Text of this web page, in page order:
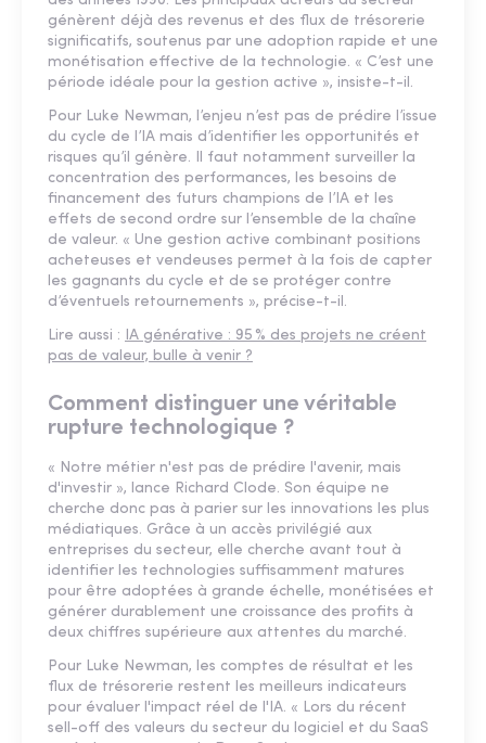
génèrent déjà des revenus et des flux de trésorerie
significatifs, soutenus par une adoption rapide et une
monétisation effective de la technologie. « C’est une
période idéale pour la gestion active », insiste-t-il.
Pour Luke Newman, l’enjeu n’est pas de prédire l’issue
du cycle de l’IA mais d’identifier les opportunités et
risques qu’il génère. Il faut notamment surveiller la
concentration des performances, les besoins de
financement des futurs champions de l’IA et les
effets de second ordre sur l’ensemble de la chaîne
de valeur. « Une gestion active combinant positions
acheteuses et vendeuses permet à la fois de capter
les gagnants du cycle et de se protéger contre
d’éventuels retournements », précise-t-il.
Lire aussi : IA générative : 95 % des projets ne créent
pas de valeur, bulle à venir ?
Comment distinguer une véritable
rupture technologique ?
« Notre métier n'est pas de prédire l'avenir, mais
d'investir », lance Richard Clode. Son équipe ne
cherche donc pas à parier sur les innovations les plus
médiatiques. Grâce à un accès privilégié aux
entreprises du secteur, elle cherche avant tout à
identifier les technologies suffisamment matures
pour être adoptées à grande échelle, monétisées et
générer durablement une croissance des profits à
deux chiffres supérieure aux attentes du marché.
Pour Luke Newman, les comptes de résultat et les
flux de trésorerie restent les meilleurs indicateurs
pour évaluer l'impact réel de l'IA. « Lors du récent
sell-off des valeurs du secteur du logiciel et du SaaS